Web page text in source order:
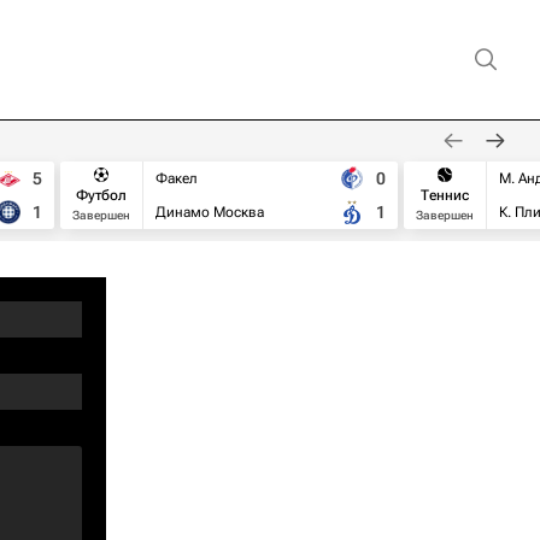
5
1
Футбол
Завершен
Факел
Динамо Москва
0
1
Теннис
Завершен
М.
К.